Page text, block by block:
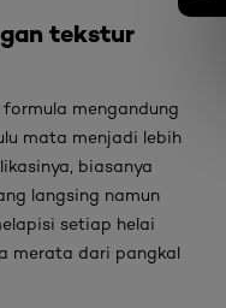
tekstur
mengandung
mata menjadi lebih
biasanya
langsing namun
setiap helai
merata dari pangkal